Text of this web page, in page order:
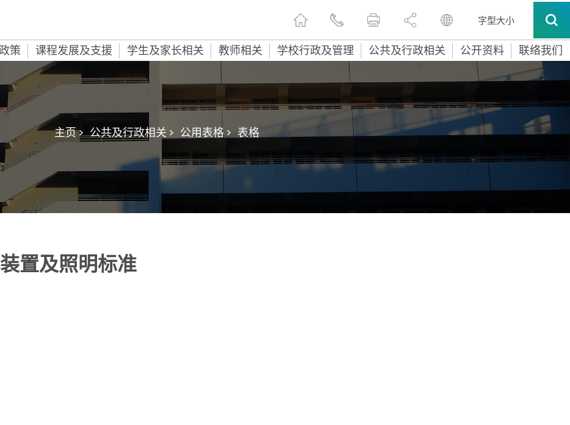
字型大小
策 课程发展及支援 学生及家长相关 教师相关 学校行政及管理 公共及行政相关 公开资料 联络我们
主页 > 公共及行政相关 > 公用表格 > 表格
置及照明标准